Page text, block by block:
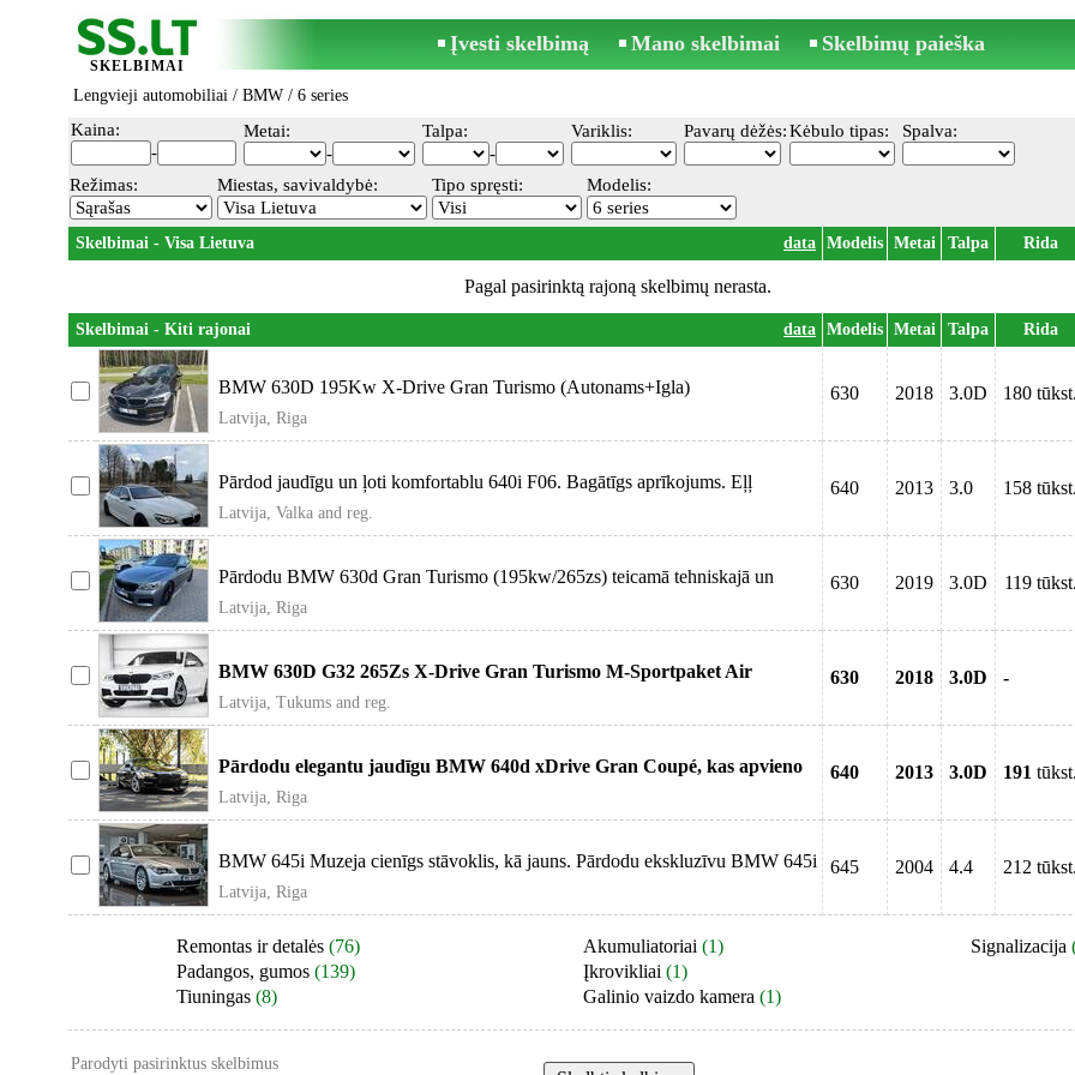
SKELBIMAI
Įvesti skelbimą Mano skelbimai Skelbimų paieška
Lengvieji automobiliai / BMW / 6 series
Kaina:
-
Metai:
-
Talpa:
-
Variklis: Pavarų dėžės:Kėbulo tipas: Spalva:
Režimas: Miestas, savivaldybė: Tipo spręsti: Modelis:
Skelbimai - Visa Lietuva data Modelis Metai Talpa Rida
Pagal pasirinktą rajoną skelbimų nerasta.
Skelbimai - Kiti rajonai data Modelis Metai Talpa Rida
BMW 630D 195Kw X-Drive Gran Turismo (Autonams+Igla)
Latvija, Riga
630 2018 3.0D 180
Pārdod jaudīgu un ļoti komfortablu 640i F06. Bagātīgs aprīkojums. Eļļ
Latvija, Valka and reg.
640 2013 3.0 158
Pārdodu BMW 630d Gran Turismo (195kw/265zs) teicamā tehniskajā un
vizuālajā
Latvija, Riga
630 2019 3.0D 119
BMW 630D G32 265Zs X-Drive Gran Turismo M-Sportpaket Air
Suspension Soft Clo
Latvija, Tukums and reg.
630 2018 3.0D -
Pārdodu elegantu jaudīgu BMW 640d xDrive Gran Coupé, kas apvieno
sportisku r
Latvija, Riga
640 2013 3.0D 191
BMW 645i Muzeja cienīgs stāvoklis, kā jauns. Pārdodu ekskluzīvu BMW 645i
Latvija, Riga
645 2004 4.4 212
Remontas ir detalės (76)
Padangos, gumos (139)
Tiuningas (8)
Akumuliatoriai (1)
Įkrovikliai (1)
Galinio vaizdo kamera (1)
Signalizacija
Parodyti pasirinktus skelbimus